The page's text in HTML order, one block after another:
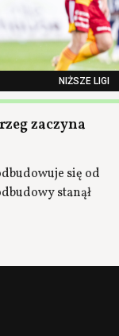
NIŻSZE LIGI
zaczyna
się od
stanął